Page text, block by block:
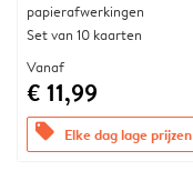
papierafwerkingen
Set van 10 kaarten
Vanaf
€ 11,99
offers Elke dag lage prijzen